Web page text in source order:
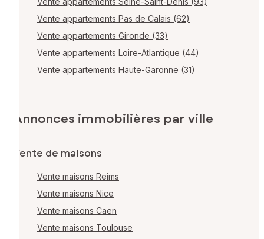
Vente appartements Pas de Calais (62)
Vente appartements Gironde (33)
Vente appartements Loire-Atlantique (44)
Vente appartements Haute-Garonne (31)
Annonces immobilières par ville
Vente de maisons
Vente maisons Reims
Vente maisons Nice
Vente maisons Caen
Vente maisons Toulouse